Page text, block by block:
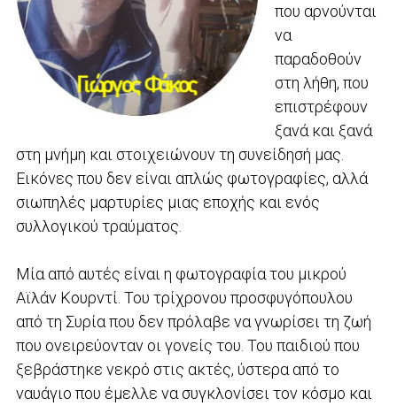
που αρνούνται
να
παραδοθούν
στη λήθη, που
επιστρέφουν
ξανά και ξανά
στη μνήμη και στοιχειώνουν τη συνείδησή μας.
Εικόνες που δεν είναι απλώς φωτογραφίες, αλλά
σιωπηλές μαρτυρίες μιας εποχής και ενός
συλλογικού τραύματος.
Μία από αυτές είναι η φωτογραφία του μικρού
Αϊλάν Κουρντί. Του τρίχρονου προσφυγόπουλου
από τη Συρία που δεν πρόλαβε να γνωρίσει τη ζωή
που ονειρεύονταν οι γονείς του. Του παιδιού που
ξεβράστηκε νεκρό στις ακτές, ύστερα από το
ναυάγιο που έμελλε να συγκλονίσει τον κόσμο και